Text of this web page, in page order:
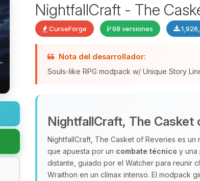
NightfallCraft - The
CurseForge 68 versiones
Nota del desarrollador:
Souls-like RPG modpack w/ Unique Story
NightfallCraft, The Casket
NightfallCraft, The Casket of Reveries es
que apuesta por un combate técnico y una
distante, guiado por el Watcher para reunir
Wraithon en un clímax intenso. El modpack